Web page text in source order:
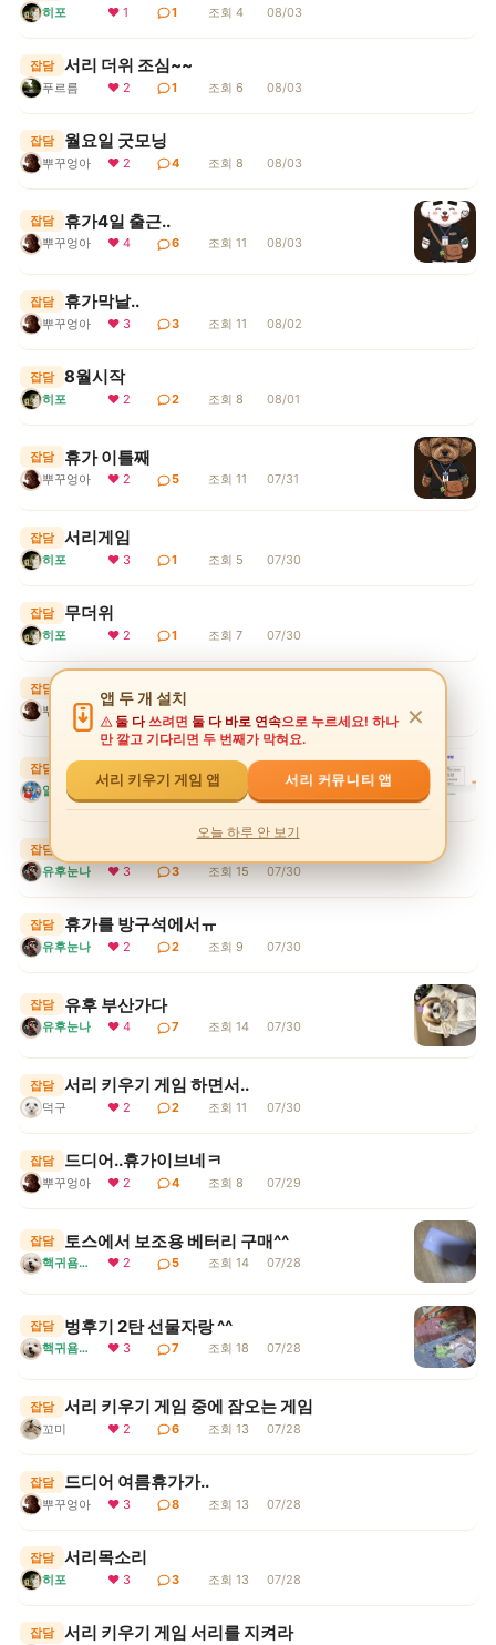
히포 ❤ 1 1 조회 4 08/03
잡담 서리 더위 조심~~
푸르름 ❤ 2 1 조회 6 08/03
잡담 월요일 굿모닝
뿌꾸엉아 ❤ 2 4 조회 8 08/03
잡담 휴가4일 출근..
뿌꾸엉아 ❤ 4 6 조회 11 08/03
잡담 휴가막날..
뿌꾸엉아 ❤ 3 3 조회 11 08/02
잡담 8월시작
히포 ❤ 2 2 조회 8 08/01
잡담 휴가 이틀째
뿌꾸엉아 ❤ 2 5 조회 11 07/31
잡담 서리게임
히포 ❤ 3 1 조회 5 07/30
잡담 무더위
히포 ❤ 2 1 조회 7 07/30
잡담 휴가시작 1일째..
뿌꾸엉아 ❤ 2
잡담 서리키우기게임 상점 강화석 구매 수정
알겠쒀? ❤ 2 조회 12 07/30
잡담
유후눈나 ❤ 3 3 조회 15 07/30
잡담 휴가를 방구석에서ㅠ
유후눈나 ❤ 2 2 조회 9 07/30
잡담 유후 부산가다
유후눈나 ❤ 4 7 조회 14 07/30
잡담 서리 키우기 게임 하면서..
덕구 ❤ 2 2 조회 11 07/30
잡담 드디어..휴가이브네ㅋ
뿌꾸엉아 ❤ 2 4 조회 8 07/29
잡담 토스에서 보조용 베터리 구매^^
핵귀욤서리 ❤ 2 5 조회 14 07/28
잡담 벙후기 2탄 선물자랑 ^^
핵귀욤서리 ❤ 3 7 조회 18 07/28
잡담 서리 키우기 게임 중에 잠오는 게임
꼬미 ❤ 2 6 조회 13 07/28
잡담 드디어 여름휴가가..
뿌꾸엉아 ❤ 3 8 조회 13 07/28
잡담 서리목소리
히포 ❤ 3 3 조회 13 07/28
잡담 서리 키우기 게임 서리를 지켜라
앱 두 개 설치
둘 다쓰려면 둘 다 바로 연속으로 누르세요! 하나
만 깔고 기다리면 두 번째가 막혀요.
✕
서리 키우기 게임 앱 서리 커뮤니티 앱
오늘 하루 안 보기